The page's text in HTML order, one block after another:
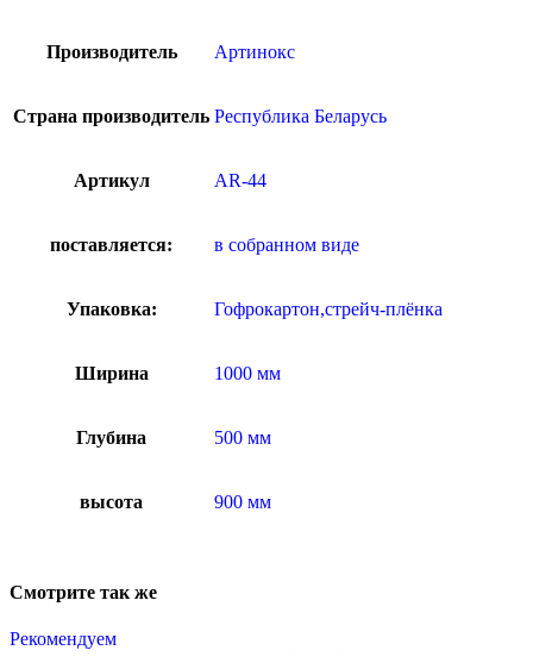
Производитель Артинокс
Страна производитель Республика Беларусь
Артикул AR-44
поставляется: в собранном виде
Упаковка: Гофрокартон,стрейч-плёнка
Ширина 1000 мм
Глубина 500 мм
высота 900 мм
Смотрите так же
Рекомендуем